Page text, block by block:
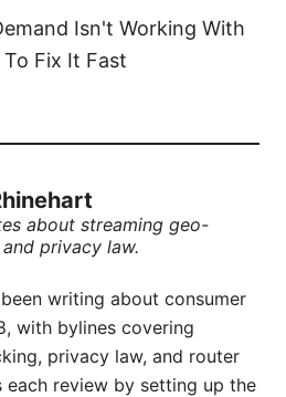
Isn't Working With
Fix It Fast
about streaming geo-
privacy law.
writing about consumer
with bylines covering
privacy law, and router
each review by setting up the